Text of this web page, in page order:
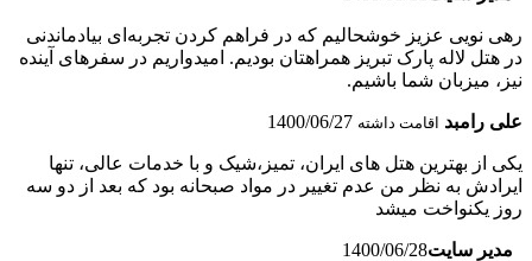
رهی نویی عزیز خوشحالیم که در فراهم کردن تجربه‌ای بیادماندنی
در هتل لاله پارک تبریز همراهتان بودیم. امیدواریم در سفرهای آینده
نیز، میزبان شما باشیم.
علی رامبد اقامت داشته 1400/06/27
یکی از بهترین هتل های ایران، تمیز،شیک و با خدمات عالی، تنها
ایرادش به نظر من عدم تغییر در مواد صبحانه بود که بعد از دو سه
روز یکنواخت میشد
مدیر سایت1400/06/28